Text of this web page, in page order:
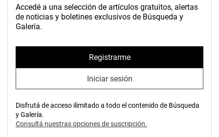
Accedé a una selección de artículos gratuitos, alertas
de noticias y boletines exclusivos de Búsqueda y
Galería.
Registrarme
Iniciar sesión
Disfrutá de acceso ilimitado a todo el contenido de Búsqueda
y Galería.
Consultá nuestras opciones de suscripción.